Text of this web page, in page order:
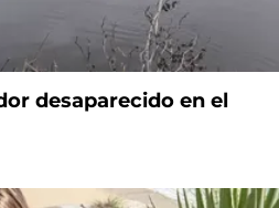
desaparecido en el